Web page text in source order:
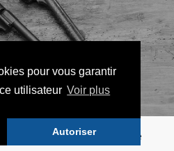
pour vous garantir
utilisateur Voir plus
Autoriser
votre agence web en Alsace